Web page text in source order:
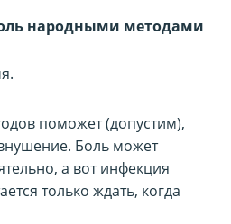
народными методами
поможет (допустим),
Боль может
а вот инфекция
только ждать, когда